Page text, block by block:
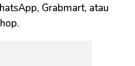
Grabmart, atau